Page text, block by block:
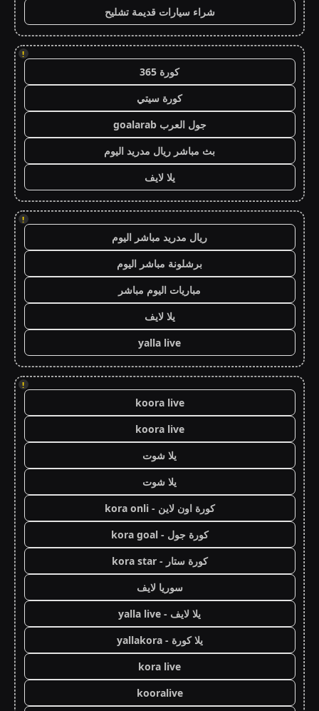
شراء سيارات قديمة تشليح
!
كورة 365
كورة سيتي
جول العرب goalarab
بث مباشر ريال مدريد اليوم
يلا لايف
!
ريال مدريد مباشر اليوم
برشلونة مباشر اليوم
مباريات اليوم مباشر
يلا لايف
yalla live
!
koora live
koora live
يلا شوت
يلا شوت
كورة اون لاين - kora onli
كورة جول - kora goal
كورة ستار - kora star
سوريا لايف
يلا لايف - yalla live
يلا كورة - yallakora
kora live
kooralive